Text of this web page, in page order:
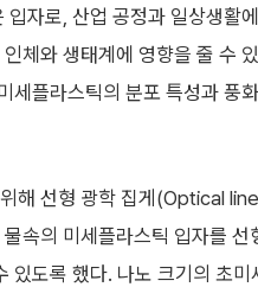
자로, 산업 공정과 일상생활
체와 생태계에 영향을 줄 수
세플라스틱의 분포 특성과 풍
해 선형 광학 집게(Optical
속의 미세플라스틱 입자를
있도록 했다. 나노 크기의 초